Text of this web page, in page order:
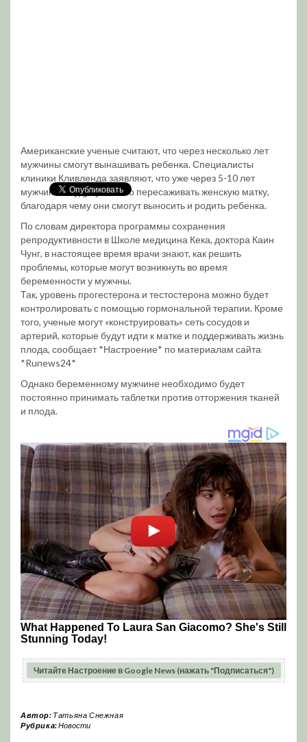
Американские ученые считают, что через несколько лет
мужчины смогут вынашивать ребенка. Специалисты
клиники Кливленда заявляют, что уже через 5-10 лет
мужчинам будут успешно пересаживать женскую матку,
благодаря чему они смогут выносить и родить ребенка.
По словам директора программы сохранения
репродуктивности в Школе медицина Кека, доктора Каин
Чунг, в настоящее время врачи знают, как решить
проблемы, которые могут возникнуть во время
беременности у мужчны.
Так, уровень прогестерона и тестостерона можно будет
контролировать с помощью гормональной терапии. Кроме
того, ученые могут «конструировать» сеть сосудов и
артерий, которые будут идти к матке и поддерживать жизнь
плода, сообщает *Настроение* по материалам сайта
*Runews24*
Однако беременному мужчине необходимо будет
постоянно принимать таблетки против отторжения тканей
и плода.
Читайте Настроение в Google News (нажать "Подписаться")
Автор: Татьяна Снежная
Рубрика:Новости